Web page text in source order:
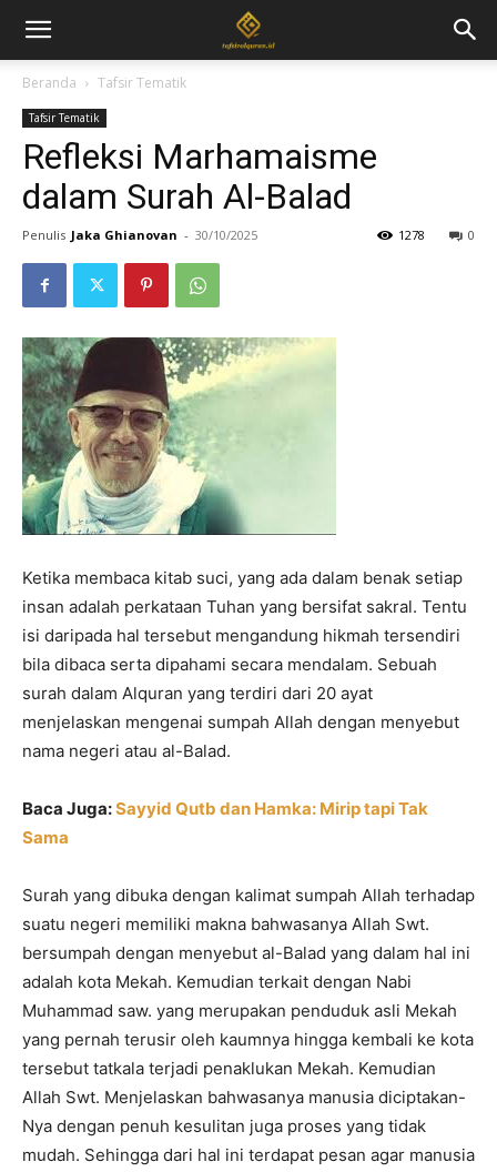
Beranda Tafsir Tematik
Tafsir Tematik
Refleksi Marhamaisme
dalam Surah Al-Balad
Penulis Jaka Ghianovan - 30/10/2025 0
1278
Ketika membaca kitab suci, yang ada dalam benak setiap
insan adalah perkataan Tuhan yang bersifat sakral. Tentu
isi daripada hal tersebut mengandung hikmah tersendiri
bila dibaca serta dipahami secara mendalam. Sebuah
surah dalam Alquran yang terdiri dari 20 ayat
menjelaskan mengenai sumpah Allah dengan menyebut
nama negeri atau al-Balad.
Baca Juga:Sayyid Qutb dan Hamka: Mirip tapi Tak
Sama
Surah yang dibuka dengan kalimat sumpah Allah terhadap
suatu negeri memiliki makna bahwasanya Allah Swt.
bersumpah dengan menyebut al-Balad yang dalam hal ini
adalah kota Mekah. Kemudian terkait dengan Nabi
Muhammad saw. yang merupakan penduduk asli Mekah
yang pernah terusir oleh kaumnya hingga kembali ke kota
tersebut tatkala terjadi penaklukan Mekah. Kemudian
Allah Swt. Menjelaskan bahwasanya manusia diciptakan-
Nya dengan penuh kesulitan juga proses yang tidak
mudah. Sehingga dari hal ini terdapat pesan agar manusia